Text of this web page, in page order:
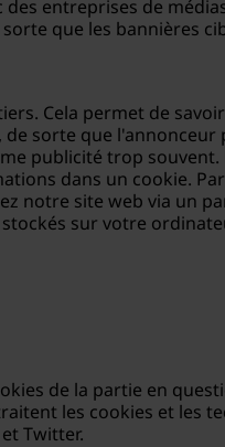
entreprises de
que les bannières
Cela permet de
sorte que l'annonceur
publicité trop
dans un cookie.
notre site web via un
sur votre
de la partie en
les cookies et les
Twitter.